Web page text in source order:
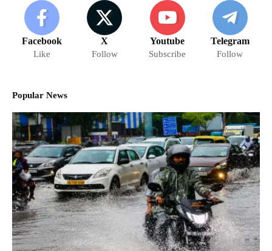
Facebook
Like
X
Follow
Youtube
Subscribe
Telegram
Follow
Popular News